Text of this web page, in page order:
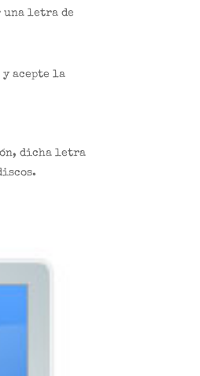
una letra de
y acepte la
dicha letra